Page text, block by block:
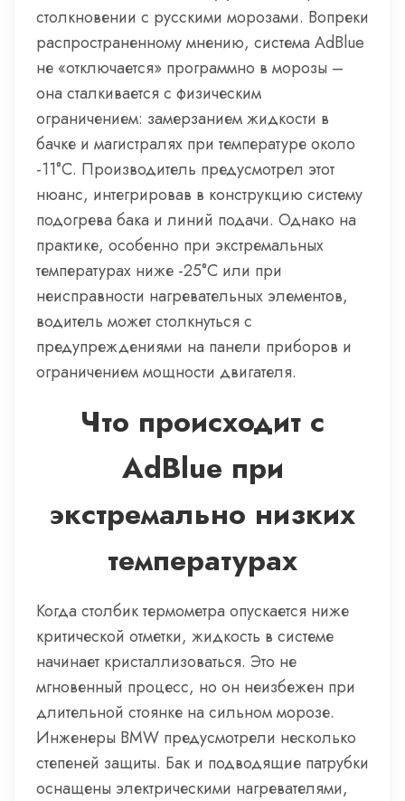
столкновении с русскими морозами. Вопреки
распространенному мнению, система AdBlue
не «отключается» программно в морозы –
она сталкивается с физическим
ограничением: замерзанием жидкости в
бачке и магистралях при температуре около
-11°C. Производитель предусмотрел этот
нюанс, интегрировав в конструкцию систему
подогрева бака и линий подачи. Однако на
практике, особенно при экстремальных
температурах ниже -25°C или при
неисправности нагревательных элементов,
водитель может столкнуться с
предупреждениями на панели приборов и
ограничением мощности двигателя.
Что происходит с
AdBlue при
экстремально низких
температурах
Когда столбик термометра опускается ниже
критической отметки, жидкость в системе
начинает кристаллизоваться. Это не
мгновенный процесс, но он неизбежен при
длительной стоянке на сильном морозе.
Инженеры BMW предусмотрели несколько
степеней защиты. Бак и подводящие патрубки
оснащены электрическими нагревателями,